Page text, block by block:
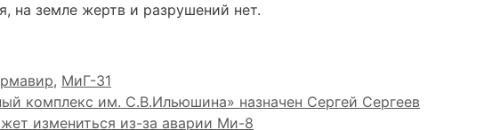
на земле жертв и разрушений нет.
, МиГ-31
комплекс им. С.В.Ильюшина» назначен Сергей Сергеев
измениться из-за аварии Ми-8